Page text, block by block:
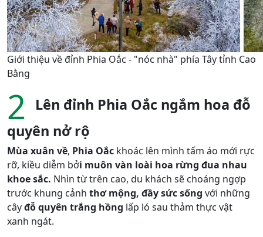
Giới thiệu về đỉnh Phia Oắc - "nóc nhà" phía Tây tỉnh Cao
Bằng
2
Lên đỉnh Phia Oắc ngắm hoa đỗ
quyên nở rộ
Mùa xuân về, Phia Oắc khoác lên mình tấm áo mới rực
rỡ, kiều diễm bởi muôn vàn loài hoa rừng đua nhau
khoe sắc. Nhìn từ trên cao, du khách sẽ choáng ngợp
trước khung cảnh thơ mộng, đầy sức sống với những
câyđỗ quyên trắng hồng lấp ló sau thảm thực vật
xanh ngát.